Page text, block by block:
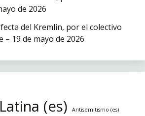
de 2026
del Kremlin, por el colectivo
– 19 de mayo de 2026
(es) Antisemitismo (es)